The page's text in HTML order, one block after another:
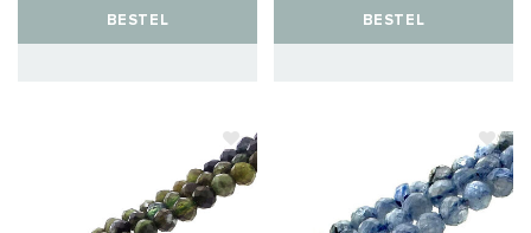
BESTEL BESTEL